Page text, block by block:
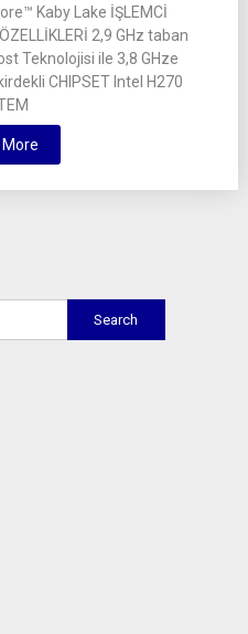
Kaby Lake İŞLEMCİ
2,9 GHz taban
Teknolojisi ile 3,8 GHze
CHIPSET Intel H270
More